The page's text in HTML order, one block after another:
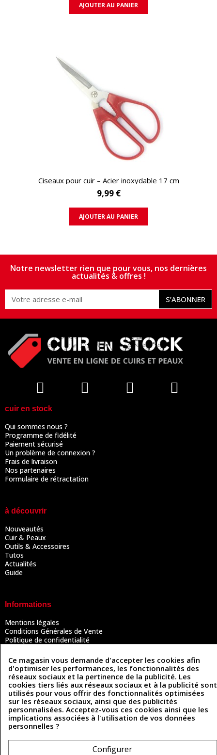
AJOUTER AU PANIER
APERÇU RAPIDE
Ciseaux pour cuir – Acier inoxydable 17 cm
9,99 €
AJOUTER AU PANIER
Notre newsletter rien que pour vous, nos dernières
actualités & offres !
S’ABONNER
cuir en stock
Qui sommes nous ?
Programme de fidélité
Paiement sécurisé
Un problème de connexion ?
Frais de livraison
Nos partenaires
Formulaire de rétractation
à découvrir
Nouveautés
Cuir & Peaux
Outils & Accessoires
Tutos
Actualités
Guide
Informations
Mentions légales
Conditions Générales de Vente
Politique de confidentialité
Contactez-nous
Coordonnées
493 Chemin de Catougnac
81300 Graulhet
05 63 34 51 88
contact@cuirenstock.com
Ce magasin vous demande d'accepter les cookies afin
d'optimiser les performances, les fonctionnalités des
réseaux sociaux et la pertinence de la publicité. Les
cookies tiers liés aux réseaux sociaux et à la publicité sont
utilisés pour vous offrir des fonctionnalités optimisées
sur les réseaux sociaux, ainsi que des publicités
personnalisées. Acceptez-vous ces cookies ainsi que les
implications associées à l'utilisation de vos données
personnelles ?
Configurer